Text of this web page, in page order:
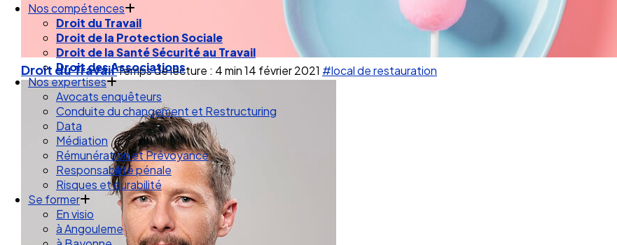
Droit du Travail
Droit de la Protection Sociale
Droit de la Santé Sécurité au Travail
Droit des Associations
Nos expertises
Avocats enquêteurs
Conduite du changement et Restructuring
Data
Médiation
Rémunération et Prévoyance
Responsabilité pénale
Risques et durabilité
Se former
En visio
à Angouleme
à Bayonne
Droit du TravailTemps de lecture : 4 min14 février 2021 #local de restauration